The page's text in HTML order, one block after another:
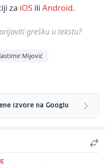
za iOS ili Android.
grešku u tekstu?
Mijović
izvore na Googlu